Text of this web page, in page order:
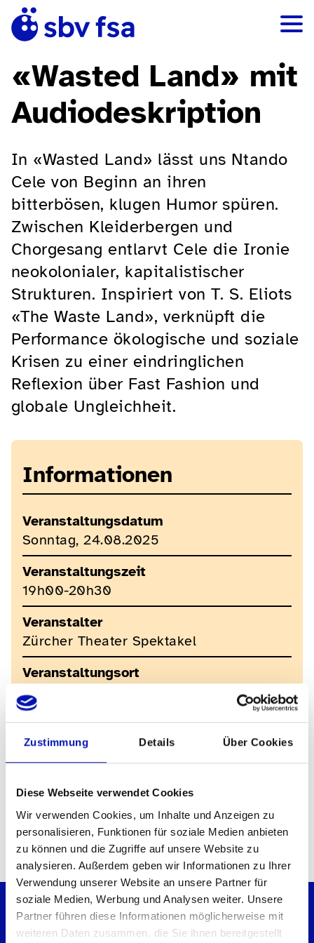
Zustimmung Details Über Cookies
Diese Webseite verwendet Cookies
Wir verwenden Cookies, um Inhalte und Anzeigen zu
personalisieren, Funktionen für soziale Medien anbieten
zu können und die Zugriffe auf unsere Website zu
analysieren. Außerdem geben wir Informationen zu Ihrer
Verwendung unserer Website an unsere Partner für
soziale Medien, Werbung und Analysen weiter. Unsere
Partner führen diese Informationen möglicherweise mit
weiteren Daten zusammen, die Sie ihnen bereitgestellt
«Wasted Land» mit
Audiodeskription
In «Wasted Land» lässt uns Ntando
Cele von Beginn an ihren
bitterbösen, klugen Humor spüren.
Zwischen Kleiderbergen und
Chorgesang entlarvt Cele die Ironie
neokolonialer, kapitalistischer
Strukturen. Inspiriert von T. S. Eliots
«The Waste Land», verknüpft die
Performance ökologische und soziale
Krisen zu einer eindringlichen
Reflexion über Fast Fashion und
globale Ungleichheit.
Informationen
Veranstaltungsdatum
Sonntag, 24.08.2025
Veranstaltungszeit
19h00-20h30
Veranstalter
Zürcher Theater Spektakel
Veranstaltungsort
Bühne Nord
Stadthausquai 17
8001 Zürich
Kontakt für Rückfragen
contact@theaterspektakel.ch
044 412 35 51